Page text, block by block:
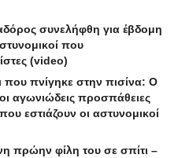
συνελήφθη για έβδομη
που
(video)
πνίγηκε στην πισίνα: O
αγωνιώδεις προσπάθειες
εστιάζουν οι αστυνομικοί
πρώην φίλη του σε σπίτι –